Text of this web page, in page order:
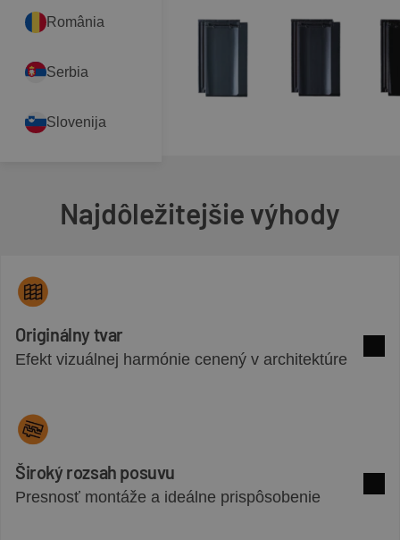
Najdôležitejšie výhody
Originálny tvar
Efekt vizuálnej harmónie cenený v architektúre
Široký rozsah posuvu
Presnosť montáže a ideálne prispôsobenie
România
Serbia
Slovenija